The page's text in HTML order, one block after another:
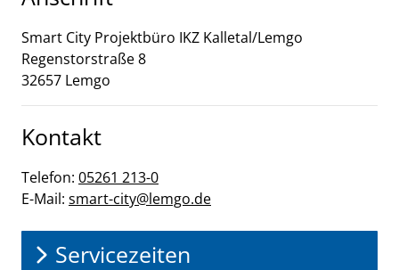
Smart City Projektbüro IKZ Kalletal/Lemgo
Regenstorstraße8
32657 Lemgo
Kontakt
Telefon: 05261 213-0
E-Mail: smart-city@lemgo.de
Servicezeiten